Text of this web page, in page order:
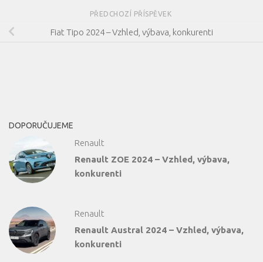
PŘEDCHOZÍ PŘÍSPĚVEK
Fiat Tipo 2024 – Vzhled, výbava, konkurenti
DOPORUČUJEME
Renault
Renault ZOE 2024 – Vzhled, výbava,
konkurenti
Renault
Renault Austral 2024 – Vzhled, výbava,
konkurenti